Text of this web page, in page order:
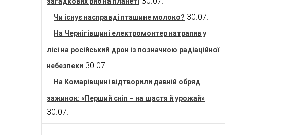
Чи існує насправді пташине молоко? 30.07.
На Чернігівщині електромонтер натрапив у
лісі на російський дрон із позначкою радіаційної
небезпеки 30.07.
На Комарівщині відтворили давній обряд
зажинок: «Перший сніп – на щастя й урожай»
30.07.